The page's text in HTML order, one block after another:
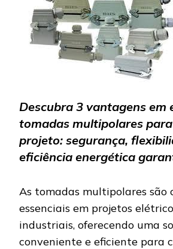
Descubra 3 vantagens em
tomadas multipolares
projeto: segurança,
eficiência energética
As tomadas multipolares são
essenciais em projetos
industriais, oferecendo uma
conveniente e eficiente para